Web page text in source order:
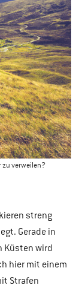
zu verweilen?
streng
Gerade in
Küsten wird
hier mit einem
Strafen